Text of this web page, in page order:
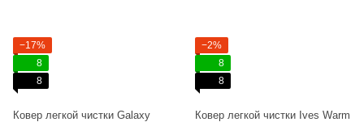
−17%
8
8
Ковер легкой чистки Galaxy
−2%
8
8
Ковер легкой чистки Ives Warm